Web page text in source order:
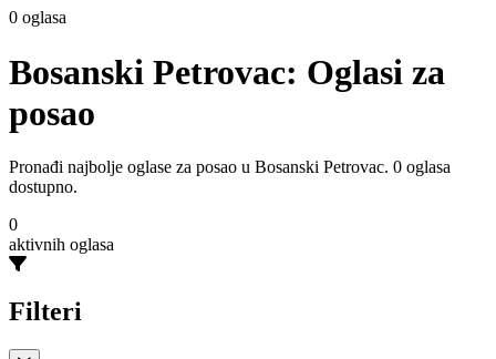
0 oglasa
Bosanski Petrovac: Oglasi za
posao
Pronađi najbolje oglase za posao u Bosanski Petrovac. 0 oglasa
dostupno.
0
aktivnih oglasa
Filteri